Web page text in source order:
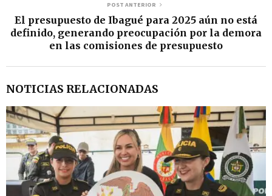
POST ANTERIOR
El presupuesto de Ibagué para 2025 aún no está
definido, generando preocupación por la demora
en las comisiones de presupuesto
NOTICIAS RELACIONADAS